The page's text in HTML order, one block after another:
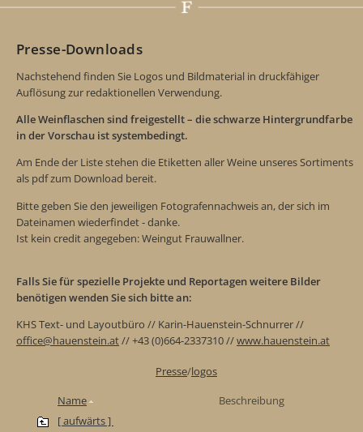
Presse-Downloads
Nachstehend finden Sie Logos und Bildmaterial in druckfähiger
Auflösung zur redaktionellen Verwendung.
Alle Weinflaschen sind freigestellt – die schwarze Hintergrundfarbe
in der Vorschau ist systembedingt.
Am Ende der Liste stehen die Etiketten aller Weine unseres Sortiments
als pdf zum Download bereit.
Bitte geben Sie den jeweiligen Fotografennachweis an, der sich im
Dateinamen wiederfindet - danke.
Ist kein credit angegeben: Weingut Frauwallner.
Falls Sie für spezielle Projekte und Reportagen weitere Bilder
benötigen wenden Sie sich bitte an:
KHS Text- und Layoutbüro // Karin-Hauenstein-Schnurrer //
office@hauenstein.at// +43 (0)664-2337310 //www.hauenstein.at
Presse/logos
Name
Beschreibung
[ aufwärts ]